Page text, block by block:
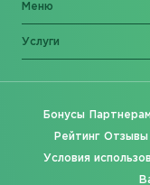
Меню
Услуги
Бонусы Партнерам
Рейтинг Отзывы
Условия